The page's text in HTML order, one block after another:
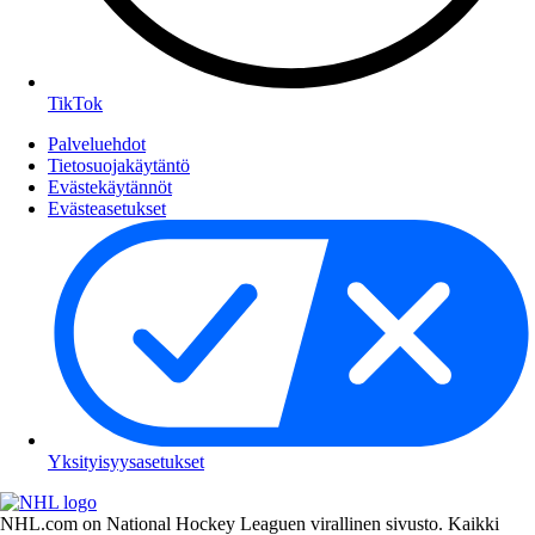
TikTok
Palveluehdot
Tietosuojakäytäntö
Evästekäytännöt
Evästeasetukset
Yksityisyysasetukset
NHL.com on National Hockey Leaguen virallinen sivusto. Kaikki